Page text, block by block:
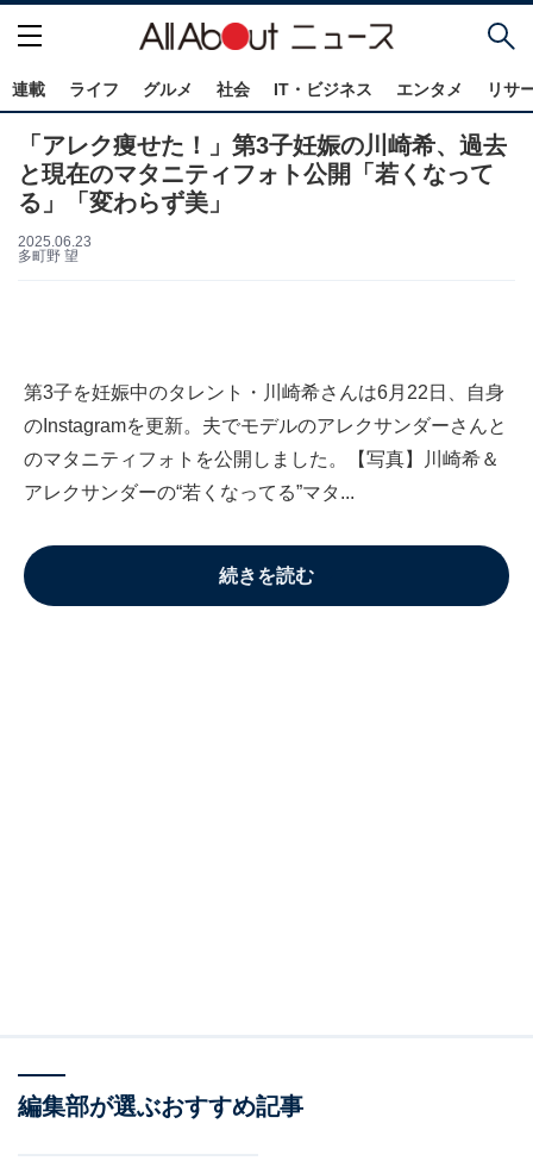
連載 ライフ グルメ 社会 IT・ビジネス エンタメ リサ
「アレク痩せた！」第3子妊娠の川崎希、過去
と現在のマタニティフォト公開「若くなって
る」「変わらず美」
2025.06.23
多町野 望
第3子を妊娠中のタレント・川崎希さんは6月22日、自身
のInstagramを更新。夫でモデルのアレクサンダーさんと
のマタニティフォトを公開しました。【写真】川崎希＆
アレクサンダーの“若くなってる”マタ...
続きを読む
編集部が選ぶおすすめ記事